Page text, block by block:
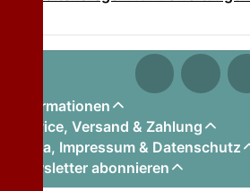
Informationen
Service, Versand & Zahlung
Firma, Impressum & Datenschutz
Newsletter abonnieren